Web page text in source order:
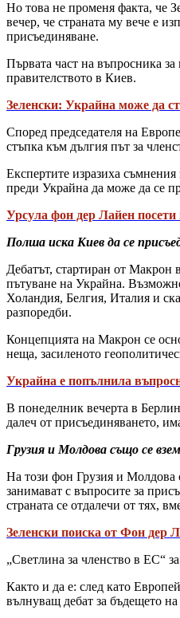
Но това не променя факта, че
вечер, че страната му вече е
присъединяване.
Първата част на въпросника
правителството в Киев.
Зеленски: Украйна може да
Според председателя на
стъпка към дългия път за
Експертите изразиха
преди Украйна да може да се
Урсула фон дер Лайен
Полша иска Киев да се
Дебатът, стартиран от Макрон
пътуване на Украйна.
Холандия, Белгия, Италия и
разпоредби.
Концепцията на Макрон се
неща, засиленото
Украйна е попълнила
В понеделник вечерта в
далеч от присъединяването,
Грузия и Молдова също се
На този фон Грузия и Молдова
занимават с въпросите за
страната се отдалечи от тях,
Зеленски поиска от Фон дер
„Светлина за членство в ЕС“
Както и да е: след като
вълнуващ дебат за бъдещето